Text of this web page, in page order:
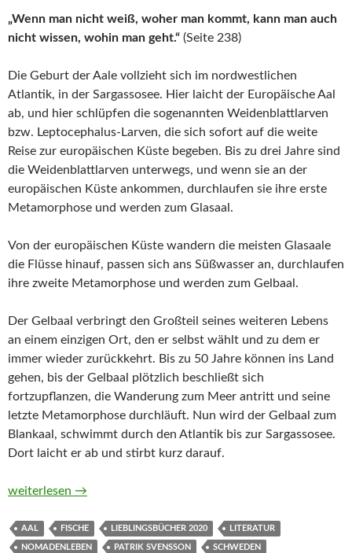
„Wenn man nicht weiß, woher man kommt, kann man auch
nicht wissen, wohin man geht.“ (Seite 238)
Die Geburt der Aale vollzieht sich im nordwestlichen
Atlantik, in der Sargassosee. Hier laicht der Europäische Aal
ab, und hier schlüpfen die sogenannten Weidenblattlarven
bzw. Leptocephalus-Larven, die sich sofort auf die weite
Reise zur europäischen Küste begeben. Bis zu drei Jahre sind
die Weidenblattlarven unterwegs, und wenn sie an der
europäischen Küste ankommen, durchlaufen sie ihre erste
Metamorphose und werden zum Glasaal.
Von der europäischen Küste wandern die meisten Glasaale
die Flüsse hinauf, passen sich ans Süßwasser an, durchlaufen
ihre zweite Metamorphose und werden zum Gelbaal.
Der Gelbaal verbringt den Großteil seines weiteren Lebens
an einem einzigen Ort, den er selbst wählt und zu dem er
immer wieder zurückkehrt. Bis zu 50 Jahre können ins Land
gehen, bis der Gelbaal plötzlich beschließt sich
fortzupflanzen, die Wanderung zum Meer antritt und seine
letzte Metamorphose durchläuft. Nun wird der Gelbaal zum
Blankaal, schwimmt durch den Atlantik bis zur Sargassosee.
Dort laicht er ab und stirbt kurz darauf.
Das Evangelium der Aale von Patrik Svensson
weiterlesen →
AAL FISCHE LIEBLINGSBÜCHER 2020 LITERATUR
NOMADENLEBEN PATRIK SVENSSON SCHWEDEN